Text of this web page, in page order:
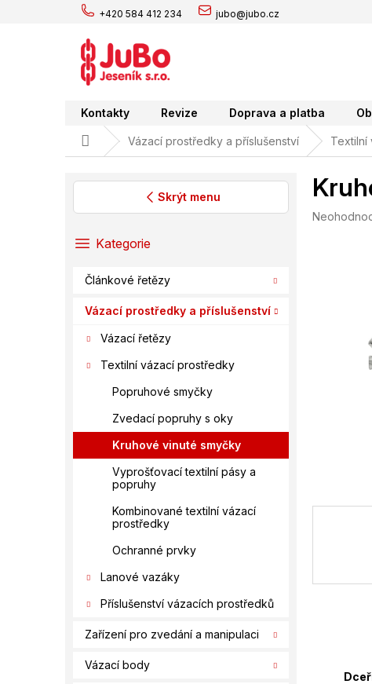
+420 584 412 234 jubo@jubo.cz
Kontakty Revize Doprava a platba
Domů Vázací prostředky a příslušenství Textilní
Skrýt menu
e
PřeskočitKategorie
Článkové řetězy
Vázací prostředky a příslušenství
Vázací řetězy
Textilní vázací prostředky
Popruhové smyčky
Zvedací popruhy s oky
Kruhové vinuté smyčky
Vyprošťovací textilní pásy a
popruhy
Kombinované textilní vázací
prostředky
Ochranné prvky
Lanové vazáky
Příslušenství vázacích prostředků
Zařízení pro zvedání a manipulaci
Vázací body
Průměrné